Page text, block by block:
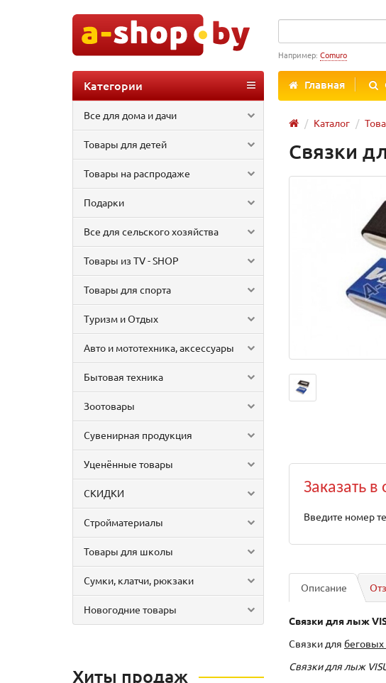
Например: Comuro
Главная
Категории
Все для дома и дачи
Товары для детей
Товары на распродаже
Подарки
Все для сельского хозяйства
Товары из TV - SHOP
Товары для спорта
Туризм и Отдых
Авто и мототехника, аксессуары
Бытовая техника
Зоотовары
Сувенирная продукция
Уценённые товары
СКИДКИ
Стройматериалы
Товары для школы
Сумки, клатчи, рюкзаки
Новогодние товары
Каталог
Хиты продаж
Связки
Заказать
Введите номер
Описание
Связки для лыж
Связки для
Связки для лыж